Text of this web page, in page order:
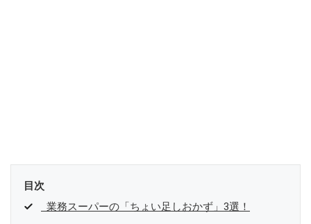
目次
業務スーパーの「ちょい足しおかず」3選！